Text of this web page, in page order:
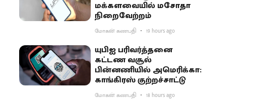
மக்களவையில் மசோதா
நிறைவேற்றம்
மோகன் கணபதி 19 hours ago
யுபிஐ பரிவர்த்தனை
கட்டண வசூல்
பின்னணியில் அமெரிக்கா:
காங்கிரஸ் குற்றச்சாட்டு
மோகன் கணபதி 18 hours ago